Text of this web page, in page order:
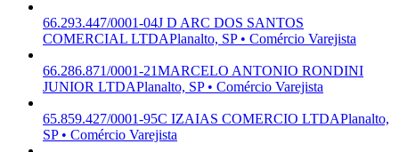
66.293.447/0001-04J D ARC DOS SANTOS
COMERCIAL LTDAPlanalto, SP • Comércio Varejista
66.286.871/0001-21MARCELO ANTONIO RONDINI
JUNIOR LTDAPlanalto, SP • Comércio Varejista
65.859.427/0001-95C IZAIAS COMERCIO LTDAPlanalto,
SP • Comércio Varejista